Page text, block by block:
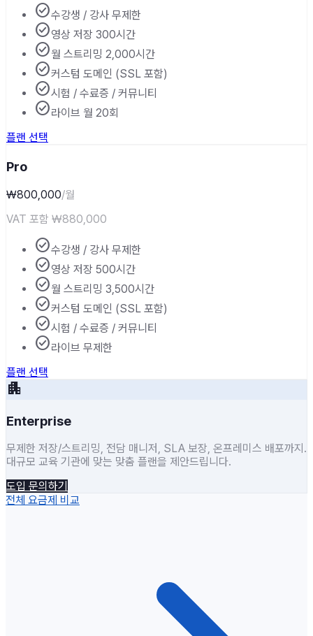
check_circle수강생 / 강사 무제한
check_circle영상 저장 300시간
check_circle월 스트리밍 2,000시간
check_circle커스텀 도메인 (SSL 포함)
check_circle시험 / 수료증 / 커뮤니티
check_circle라이브 월 20회
플랜 선택
Pro
₩800,000/월
VAT 포함 ₩880,000
check_circle수강생 / 강사 무제한
check_circle영상 저장 500시간
check_circle월 스트리밍 3,500시간
check_circle커스텀 도메인 (SSL 포함)
check_circle시험 / 수료증 / 커뮤니티
check_circle라이브 무제한
플랜 선택
apartment
Enterprise
무제한 저장/스트리밍, 전담 매니저, SLA 보장, 온프레미스 배포까지.
대규모 교육 기관에 맞는 맞춤 플랜을 제안드립니다.
도입 문의하기
전체 요금제 비교